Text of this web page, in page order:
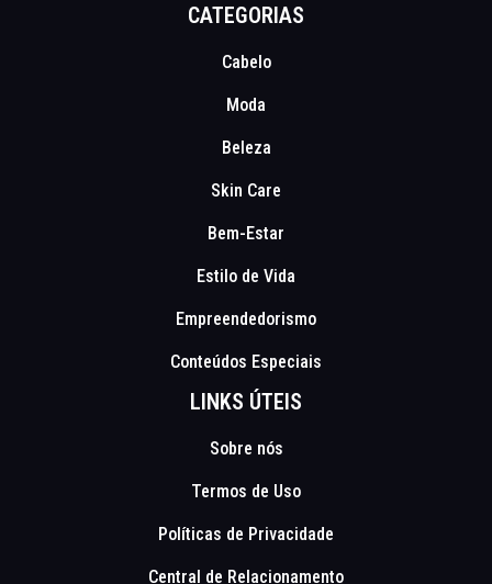
CATEGORIAS
Cabelo
Moda
Beleza
Skin Care
Bem-Estar
Estilo de Vida
Empreendedorismo
Conteúdos Especiais
LINKS ÚTEIS
Sobre nós
Termos de Uso
Políticas de Privacidade
Central de Relacionamento